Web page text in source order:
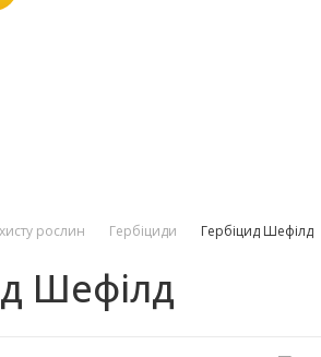
рослин Гербіциди Гербіцид Шефілд
Шефілд